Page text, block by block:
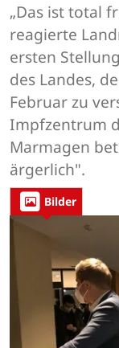
„Das ist total
reagierte
ersten
des Landes,
Februar zu
Impfzentrum
Marmagen
ärgerlich".
Bilder